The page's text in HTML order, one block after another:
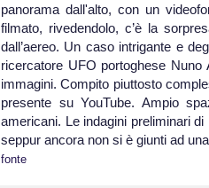
panorama dall'alto, con un
filmato, rivedendolo, c’è la
dall’aereo. Un caso intrigante e
ricercatore UFO portoghese
immagini. Compito piuttosto
presente su YouTube. Ampio
americani. Le indagini preliminari
seppur ancora non si è giunti ad
fonte